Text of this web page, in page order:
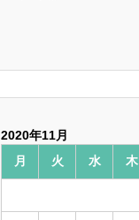
2020年11月
月
火 水 木